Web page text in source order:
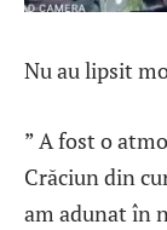
Nu au lipsit
” A fost o
Crăciun din
am adunat în